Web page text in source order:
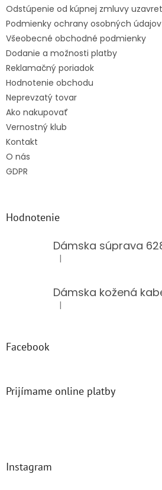
Odstúpenie od kúpnej zmluvy
Podmienky ochrany osobných údajov
Všeobecné obchodné podmienky
Dodanie a možnosti platby
Reklamačný poriadok
Hodnotenie obchodu
Neprevzatý tovar
Ako nakupovať
Vernostný klub
Kontakt
O nás
GDPR
Hodnotenie
Dámska súprava
Hodnotenie produktu je 5
|
Hodnotenie produktu je 5
|
Facebook
Prijímame online platby
Instagram